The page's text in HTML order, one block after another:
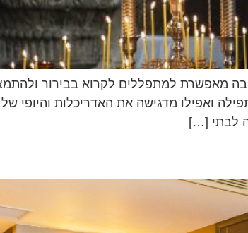
מאפשרת למתפללים לקרוא בבירור
ואפילו מדגישה את האדריכלות והיופי
לבתי […]